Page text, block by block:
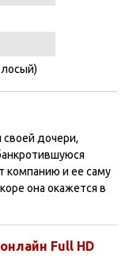
дочери,
компанию и ее саму
она окажется в
Full HD